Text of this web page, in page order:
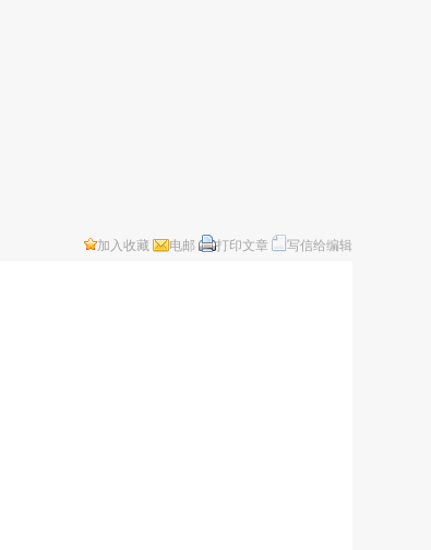
加入收藏 电邮 打印文章 写信给编辑